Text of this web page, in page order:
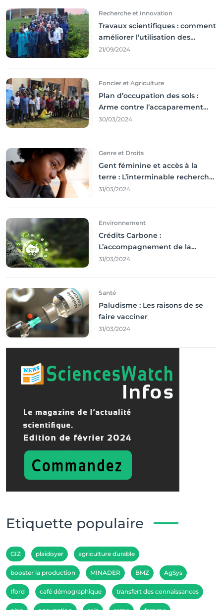
Recherche et Innovation
Travaux scientifiques : comment
améliorer l’utilisation des
résultats coince
21/09/2024
Foncier et Agriculture
Plan d’occupation des sols :
Arme contre l’accaparement
des terres
30/03/2024
Genre et Droits
Gent féminine et accès à la
terre : L’interminable recherche
des droits
31/03/2024
Environnement
Crédits Carbone :
L’accompagnement de la
Francophonie
31/03/2024
Santé
Paludisme : Les raisons de se
faire vacciner
31/03/2024
Etiquette populaire
GIZ plaidoyer agriculture durable
booster la production MINADER BMZ AgSys
Iford café démographique transfert des connaissances